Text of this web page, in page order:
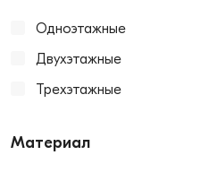
Одноэтажные
Двухэтажные
Трехэтажные
Материал